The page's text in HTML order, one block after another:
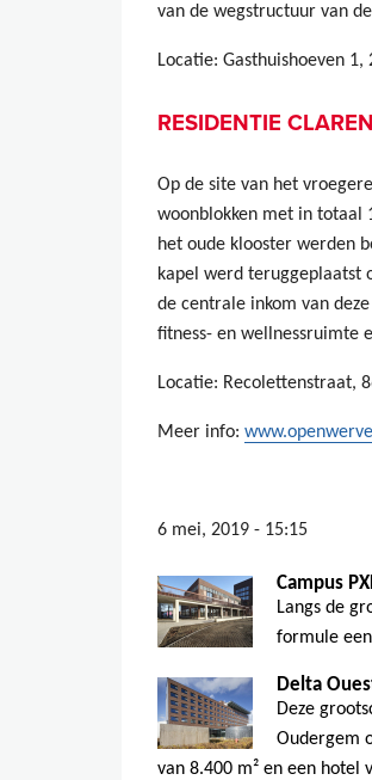
van de wegstructuur van
Locatie: Gasthuishoeven 1,
RESIDENTIE
Op de site van het
woonblokken met in totaal
het oude klooster werden
kapel werd teruggeplaatst
de centrale inkom van
fitness- en wellnessruimte
Locatie: Recolettenstraat,
Meer info:
6 mei, 2019 - 15:15
Campus
Langs de
formule
Delta
Deze
Oudergem
van 8.400 m² en een hotel